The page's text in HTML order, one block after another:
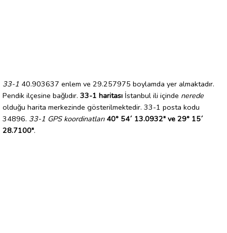
33-1 40.903637 enlem ve 29.257975 boylamda yer almaktadır.
Pendik ilçesine bağlıdır. 33-1 haritası İstanbul ili içinde nerede
olduğu harita merkezinde gösterilmektedir. 33-1 posta kodu
34896. 33-1 GPS koordinatları 40° 54´ 13.0932" ve 29° 15´
28.7100".